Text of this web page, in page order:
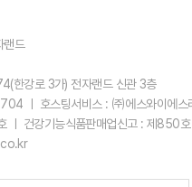
랜드
한강로 3가) 전자랜드 신관 3층
ㅣ 호스팅서비스 : ㈜에스와이에
ㅣ 건강기능식품판매업신고 : 제850